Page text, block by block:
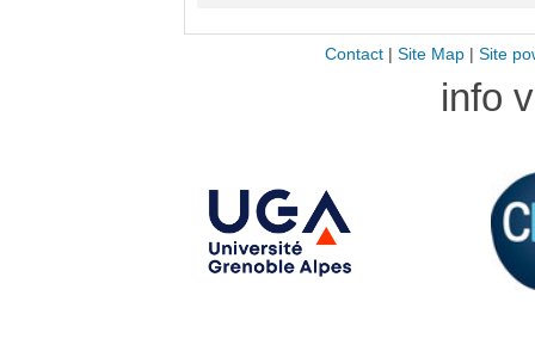
Contact| Site Map| Site
info